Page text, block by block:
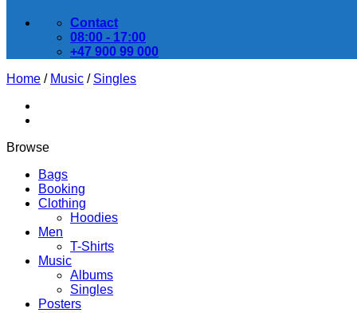
Contact
08:00 - 17:00
+47 900 99 000
Home / Music / Singles
Browse
Bags
Booking
Clothing
Hoodies
Men
T-Shirts
Music
Albums
Singles
Posters